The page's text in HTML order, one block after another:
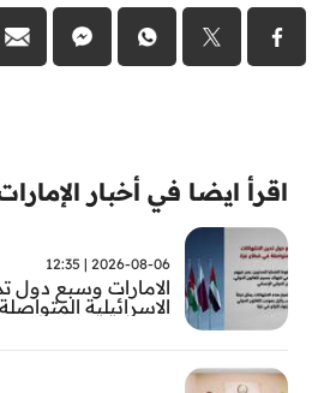
اقرأ ايضا في أخبار
2026-08-06 | 12:35
الامارات وسبع دول
الاسرائيلية